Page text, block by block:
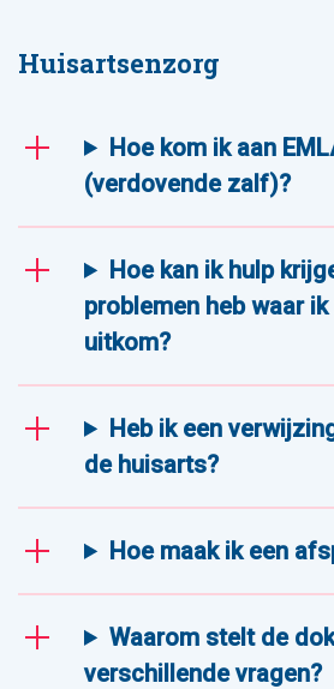
Huisartsenzorg
Hoe kom ik aan
(verdovende zalf)?
Hoe kan ik hulp
problemen heb waar
uitkom?
Heb ik een
de huisarts?
Hoe maak ik een
Waarom stelt de
verschillende vragen?